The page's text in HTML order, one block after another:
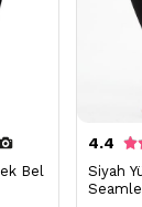
Bel
4.4
Siyah